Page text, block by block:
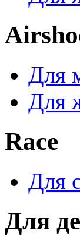
Для
Для
Race
Для
Для